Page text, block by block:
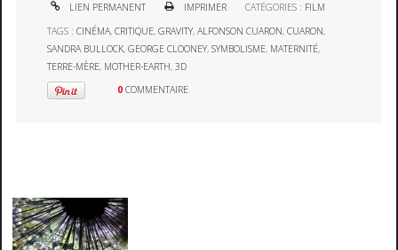
LIEN PERMANENT IMPRIMER CATÉGORIES : FILM
TAGS :CINÉMA,CRITIQUE,GRAVITY,ALFONSON CUARON,CUARON,
SANDRA BULLOCK,GEORGE CLOONEY,SYMBOLISME, MATERNITÉ,
TERRE-MÈRE, MOTHER-EARTH,3D
0 COMMENTAIRE